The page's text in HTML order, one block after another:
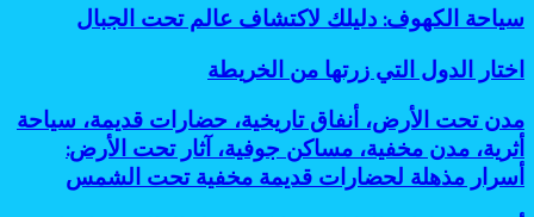
رائعة
لانتشاره
لندن:
جديدة
رؤية
2030
سياحة
الكهوف:
دليلك
لاكتشاف
تحت
الجبال
سياحة الكهوف: دليلك لاكتشاف عالم تحت الجبال
اختار
الدول
زرتها
من
الخريطة
اختار الدول التي زرتها من الخريطة
مدن
تحت
الأرض،
أنفاق
مدن تحت الأرض، أنفاق تاريخية، حضارات قديمة، سياحة
أثرية، مدن مخفية، مساكن جوفية، آثار تحت الأرض:
أسرار مذهلة لحضارات قديمة مخفية تحت الشمس